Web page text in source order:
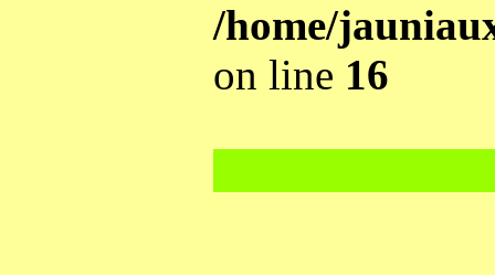
/home/
on line 16